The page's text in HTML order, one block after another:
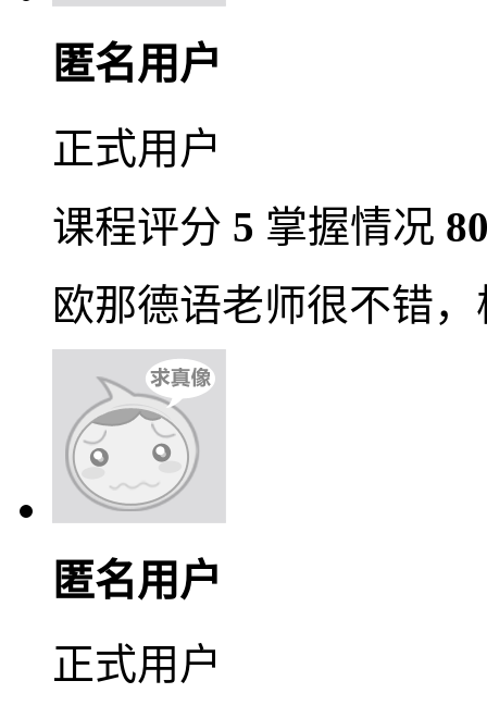
匿名用户
正式用户
课程评分 5 掌握情况
欧那德语老师很不错
匿名用户
正式用户